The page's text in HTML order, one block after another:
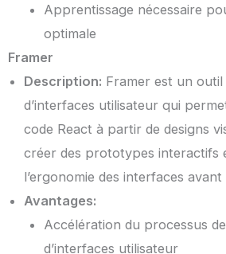
Apprentissage nécessaire
optimale
Framer
Description: Framer est un
d’interfaces utilisateur qui
code React à partir de designs
créer des prototypes interactifs
l’ergonomie des interfaces avant
Avantages:
Accélération du processus
d’interfaces utilisateur